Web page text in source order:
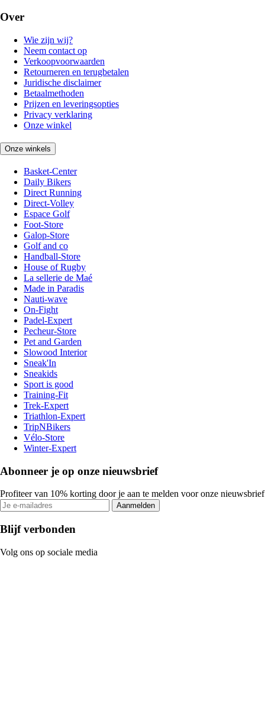
Over
Wie zijn wij?
Neem contact op
Verkoopvoorwaarden
Retourneren en terugbetalen
Juridische disclaimer
Betaalmethoden
Prijzen en leveringsopties
Privacy verklaring
Onze winkel
Onze winkels
Basket-Center
Daily Bikers
Direct Running
Direct-Volley
Espace Golf
Foot-Store
Galop-Store
Golf and co
Handball-Store
House of Rugby
La sellerie de Maé
Made in Paradis
Nauti-wave
On-Fight
Padel-Expert
Pecheur-Store
Pet and Garden
Slowood Interior
Sneak'In
Sneakids
Sport is good
Training-Fit
Trek-Expert
Triathlon-Expert
TripNBikers
Vélo-Store
Winter-Expert
Abonneer je op onze nieuwsbrief
Profiteer van 10% korting door je aan te melden voor onze nieuwsbrief
Aanmelden
Blijf verbonden
Volg ons op sociale media